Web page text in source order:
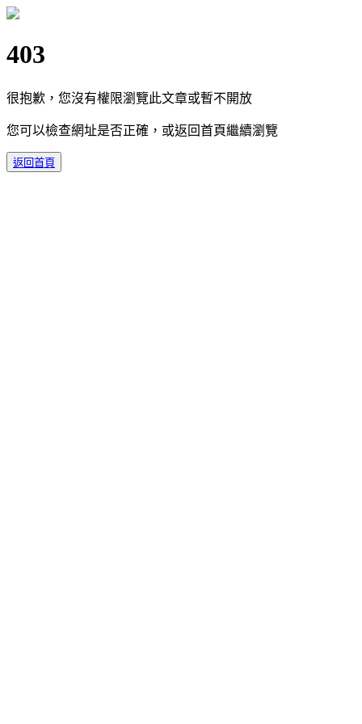
403
很抱歉，您沒有權限瀏覽此文章或暫不開放
您可以檢查網址是否正確，或返回首頁繼續瀏覽
返回首頁